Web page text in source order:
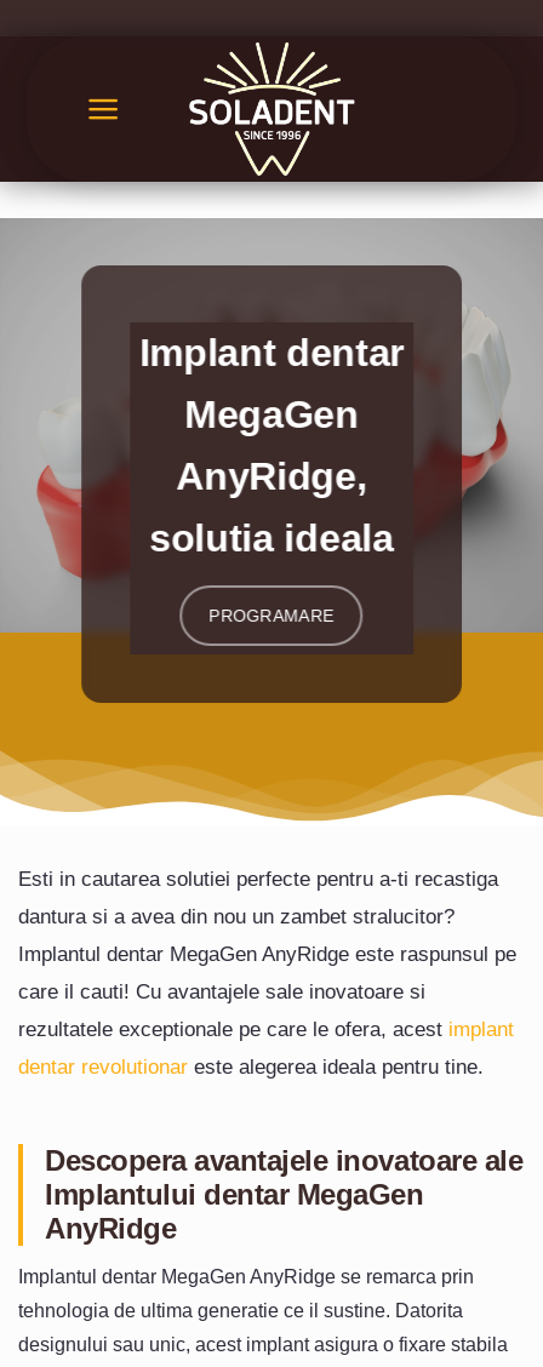
Implant dentar
MegaGen
AnyRidge,
solutia ideala
PROGRAMARE
Esti in cautarea solutiei perfecte pentru a-ti recastiga
dantura si a avea din nou un zambet stralucitor?
Implantul dentar MegaGen AnyRidge este raspunsul pe
care il cauti! Cu avantajele sale inovatoare si
rezultatele exceptionale pe care le ofera, acest implant
dentar revolutionar este alegerea ideala pentru tine.
Descopera avantajele inovatoare ale
Implantului dentar MegaGen
AnyRidge
Implantul dentar MegaGen AnyRidge se remarca prin
tehnologia de ultima generatie ce il sustine. Datorita
designului sau unic, acest implant asigura o fixare stabila